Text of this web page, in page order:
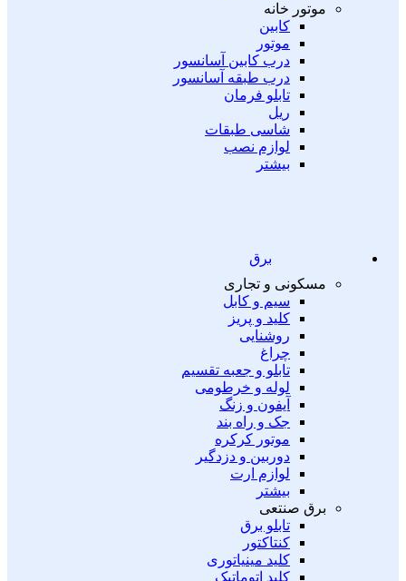
موتور خانه
کابین
موتور
درب کابین آسانسور
درب طبقه آسانسور
تابلو فرمان
ریل
شاسی طبقات
لوازم نصب
بیشتر
برق
مسکونی و تجاری
سیم و کابل
کلید و پریز
روشنایی
چراغ
تابلو و جعبه تقسیم
لوله و خرطومی
آیفون و زنگ
جک و راه بند
موتور کرکره
دوربین و دزدگیر
لوازم ارت
بیشتر
برق صنتعی
تابلو برق
کنتاکتور
کلید مینیاتوری
کلید اتوماتیک